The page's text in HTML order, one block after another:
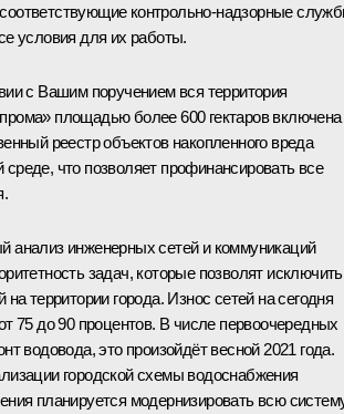
контрольно-надзорные
условия для их работы.
с Вашим поручением вся территория
площадью более 600 гектаров включена
реестр объектов накопленного вреда
что позволяет профинансировать все
анализ инженерных сетей и коммуникаций
задач, которые позволят исключить
на территории города. Износ сетей на сегодня
75 до 90 процентов. В числе первоочередных
водовода, это произойдёт весной 2021 года.
городской схемы водоснабжения
планируется модернизировать всю